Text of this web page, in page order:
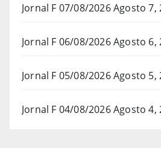
Jornal F 07/08/2026Agosto 7,
Jornal F 06/08/2026Agosto 6,
Jornal F 05/08/2026Agosto 5,
Jornal F 04/08/2026Agosto 4,